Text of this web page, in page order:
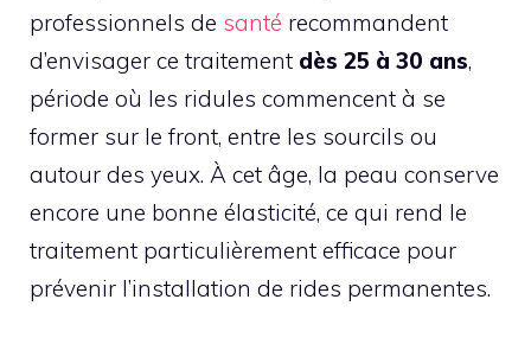
professionnels de santé recommandent
d’envisager ce traitement dès 25 à 30 ans,
période où les ridules commencent à se
former sur le front, entre les sourcils ou
autour des yeux. À cet âge, la peau conserve
encore une bonne élasticité, ce qui rend le
traitement particulièrement efficace pour
prévenir l’installation de rides permanentes.